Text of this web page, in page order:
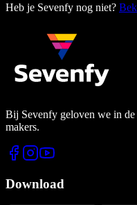
Heb je Sevenfy nog niet?
Bij Sevenfy geloven we in de
makers.
Download